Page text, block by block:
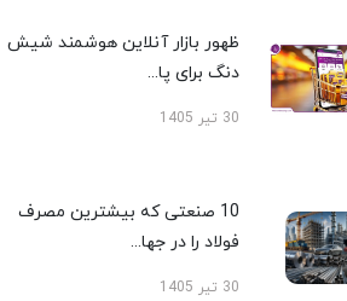
ظهور بازار آنلاین هوشمند شیش
دنگ برای پا...
30 تیر 1405
10 صنعتی که بیشترین مصرف
فولاد را در جها...
30 تیر 1405